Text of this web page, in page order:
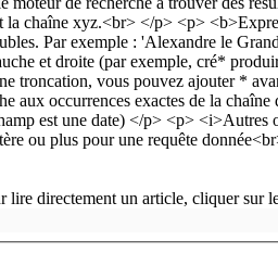
directement un article, cliquer sur